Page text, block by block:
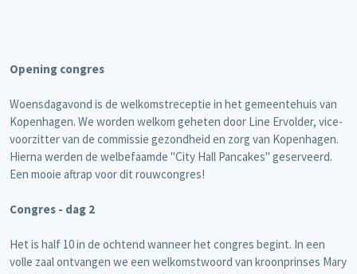
Opening congres
Woensdagavond is de welkomstreceptie in het gemeentehuis van
Kopenhagen. We worden welkom geheten door Line Ervolder, vice-
voorzitter van de commissie gezondheid en zorg van Kopenhagen.
Hierna werden de welbefaamde ''City Hall Pancakes'' geserveerd.
Een mooie aftrap voor dit rouwcongres!
Congres - dag 2
Het is half 10 in de ochtend wanneer het congres begint. In een
volle zaal ontvangen we een welkomstwoord van kroonprinses Mary